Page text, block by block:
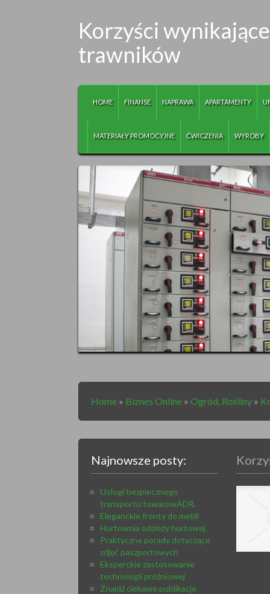
Korzyści
trawników
HOME FINANSE NAPRAWA APARTAMENTY
MATERIAŁY PROMOCYJNE ĆWICZENIA WYROBY
Home » Biznes Online » Ogród, Rośliny »
Najnowsze posty:
Usługi bezpiecznego
transportu towarówADR.
Eleganckie fronty do mebli
Hurtownia odzieży hurtowej
Praktyczne porady dotyczące
zdjęć paszportowych
Eksperckie zastosowanie
technologii próżniowej
Znajdź ciekawe publikacje